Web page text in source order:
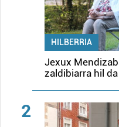
HILBERRIA
Jexux
zaldibiarra hil da
2